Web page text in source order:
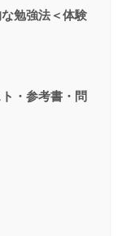
勉強法＜体験
・参考書・問